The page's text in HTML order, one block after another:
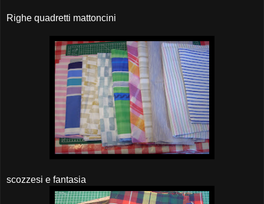
Righe quadretti mattoncini
scozzesi e fantasia